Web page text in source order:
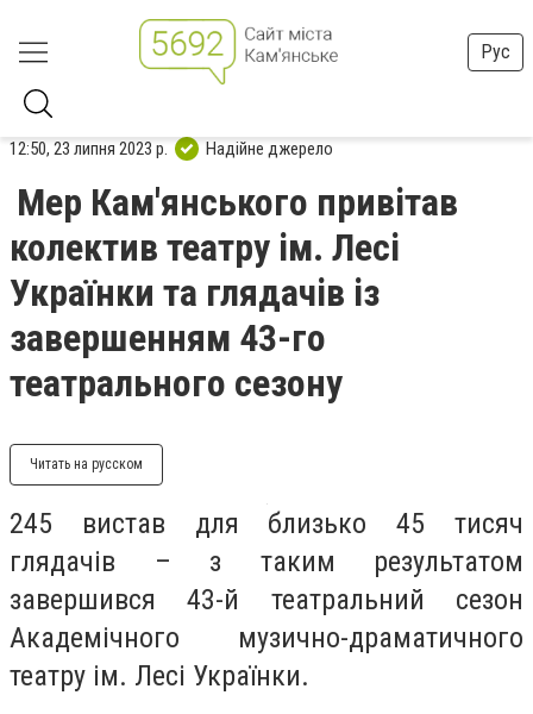
Рус
12:50, 23 липня 2023 р. Надійне джерело
Мер Кам'янського привітав
колектив театру ім. Лесі
Українки та глядачів із
завершенням 43-го
театрального сезону
Читать на русском
245 вистав для близько 45 тисяч
глядачів – з таким результатом
завершився 43-й театральний сезон
Академічного музично-драматичного
театру ім. Лесі Українки.